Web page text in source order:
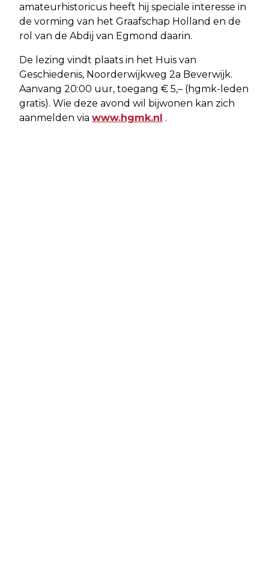
amateurhistoricus heeft hij speciale interesse in
de vorming van het Graafschap Holland en de
rol van de Abdij van Egmond daarin.
De lezing vindt plaats in het Huis van
Geschiedenis, Noorderwijkweg 2a Beverwijk.
Aanvang 20:00 uur, toegang € 5,– (hgmk-leden
gratis). Wie deze avond wil bijwonen kan zich
aanmelden via www.hgmk.nl .